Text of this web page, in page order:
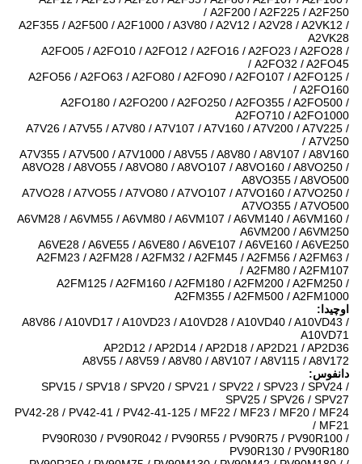
A2F200 / A2F225 / A2F250 /
A2F355 / A2F500 / A2F1000 / A3V80 / A2V12 / A2V28 / A2VK12 /
A2VK28
A2FO05 / A2FO10 / A2FO12 / A2FO16 / A2FO23 / A2FO28 /
A2FO32 / A2FO45 /
A2FO56 / A2FO63 / A2FO80 / A2FO90 / A2FO107 / A2FO125 /
A2FO160 /
A2FO180 / A2FO200 / A2FO250 / A2FO355 / A2FO500 /
A2FO710 / A2FO1000
A7V26 / A7V55 / A7V80 / A7V107 / A7V160 / A7V200 / A7V225 /
A7V250 /
A7V355 / A7V500 / A7V1000 / A8V55 / A8V80 / A8V107 / A8V160
A8VO28 / A8VO55 / A8VO80 / A8VO107 / A8VO160 / A8VO250 /
A8VO355 / A8VO500
A7VO28 / A7VO55 / A7VO80 / A7VO107 / A7VO160 / A7VO250 /
A7VO355 / A7VO500
A6VM28 / A6VM55 / A6VM80 / A6VM107 / A6VM140 / A6VM160 /
A6VM200 / A6VM250
A6VE28 / A6VE55 / A6VE80 / A6VE107 / A6VE160 / A6VE250
A2FM23 / A2FM28 / A2FM32 / A2FM45 / A2FM56 / A2FM63 /
A2FM80 / A2FM107 /
A2FM125 / A2FM160 / A2FM180 / A2FM200 / A2FM250 /
A2FM355 / A2FM500 / A2FM1000
اوچیدا:
A8V86 / A10VD17 / A10VD23 / A10VD28 / A10VD40 / A10VD43 /
A10VD71
AP2D12 / AP2D14 / AP2D18 / AP2D21 / AP2D36
A8V55 / A8V59 / A8V80 / A8V107 / A8V115 / A8V172
دانفوس:
SPV15 / SPV18 / SPV20 / SPV21 / SPV22 / SPV23 / SPV24 /
SPV25 / SPV26 / SPV27
PV42-28 / PV42-41 / PV42-41-125 / MF22 / MF23 / MF20 / MF24
/ MF21
PV90R030 / PV90R042 / PV90R55 / PV90R75 / PV90R100 /
PV90R130 / PV90R180